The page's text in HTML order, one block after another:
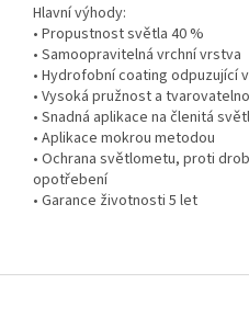
Hlavní výhody:
• Propustnost světla 40 %
• Samoopravitelná vrchní vrstva
• Hydrofobní coating odpuzující
• Vysoká pružnost a
• Snadná aplikace na členitá
• Aplikace mokrou metodou
• Ochrana světlometu, proti
opotřebení
• Garance životnosti 5 let